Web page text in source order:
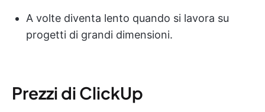
A volte diventa lento quando si lavora su
progetti di grandi dimensioni.
Prezzi di ClickUp